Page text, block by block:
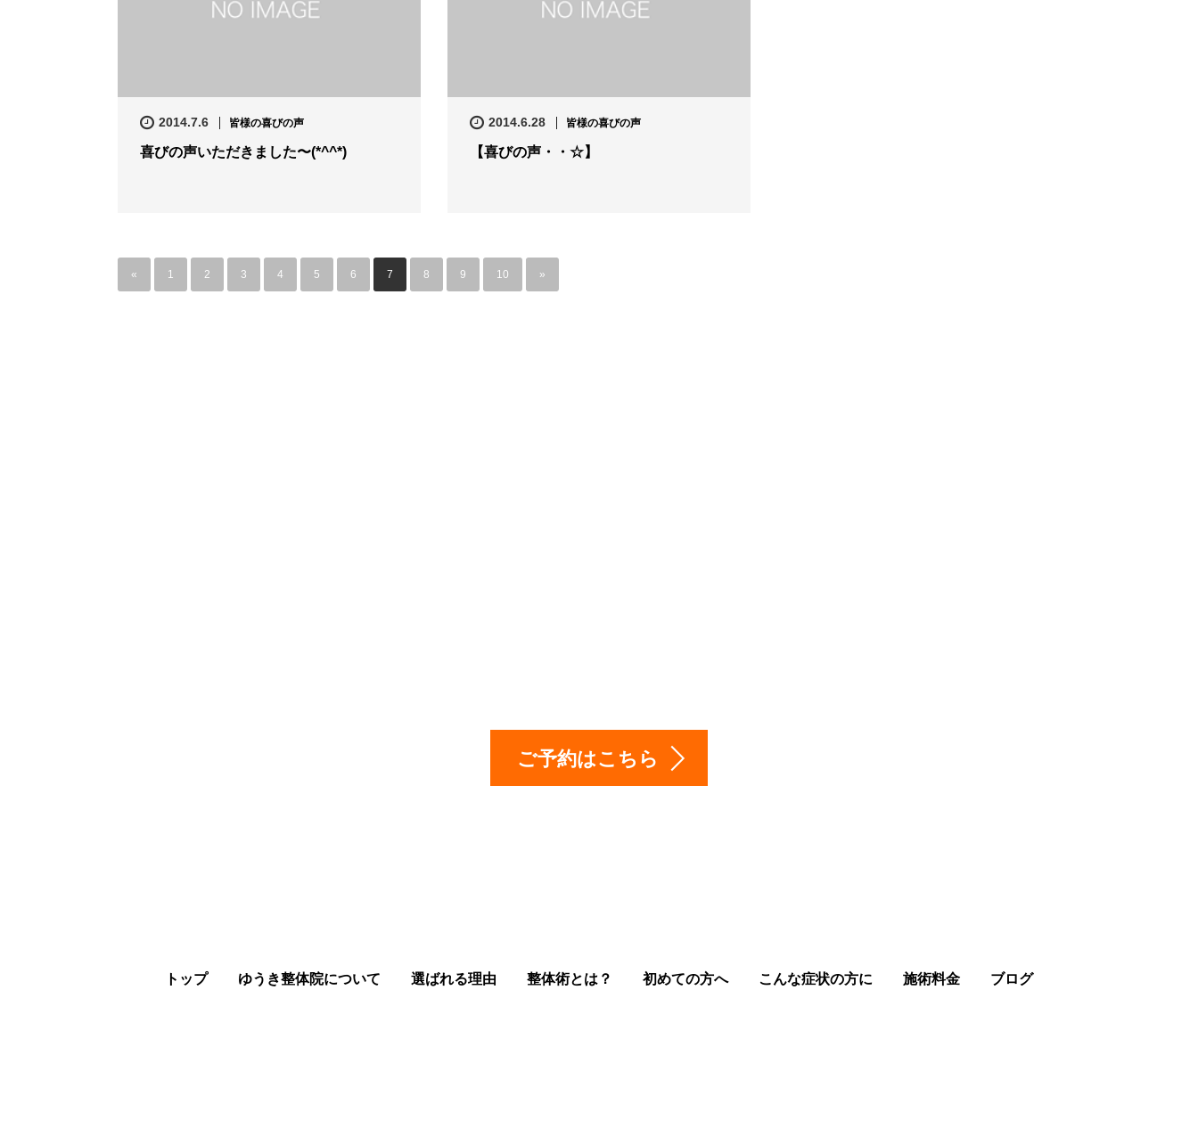
2014.7.6 皆様の喜びの声
喜びの声いただきました〜(*^^*)
2014.6.28 皆様の喜びの声
【喜びの声・・☆】
« 1 2 3 4 5 6 7 8 9 10 »
ご予約はこちら
トップ ゆうき整体院について 選ばれる理由 整体術とは？ 初めての方へ こんな症状の方に 施術料金 ブログ